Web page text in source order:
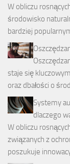
W obliczu
środowisko
bardziej
staje się
oraz dbałości o
Systemy
dlaczego
W obliczu
związanych z
poszukuje